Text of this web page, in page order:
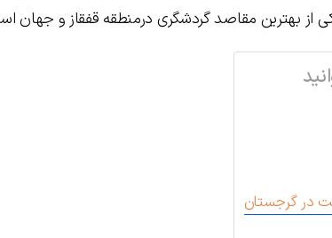
از بهترین مقاصد گردشگری درمنطقه قفقاز و جهان
در گرجستان